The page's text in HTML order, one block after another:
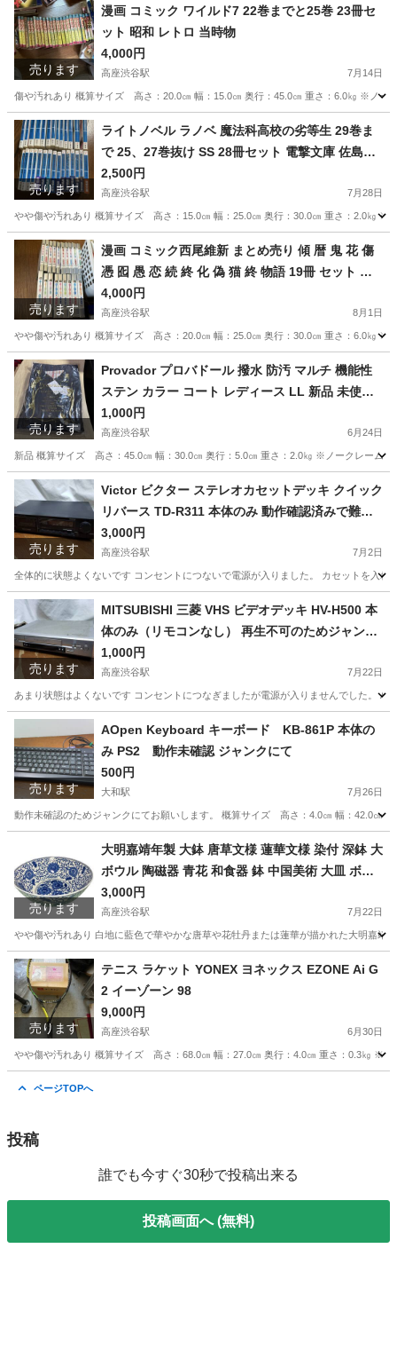
売ります
漫画 コミック ワイルド7 22巻までと25巻 23冊セ
ット 昭和 レトロ 当時物
4,000円
高座渋谷駅 7月14日
傷や汚れあり 概算サイズ 高さ：20.0㎝ 幅：15.0㎝ 奥行：45.0㎝ 重さ：6.0㎏ ※ノー
神奈川 大和市 高座渋谷駅 マンガ、コミック、アニメ
ワイルド7
売ります
ライトノベル ラノベ 魔法科高校の劣等生 29巻ま
で 25、27巻抜け SS 28冊セット 電撃文庫 佐島勤
石田可奈
2,500円
高座渋谷駅 7月28日
やや傷や汚れあり 概算サイズ 高さ：15.0㎝ 幅：25.0㎝ 奥行：30.0㎝ 重さ：2.0㎏ ※
神奈川 大和市 高座渋谷駅 マンガ、コミック、アニメ
魔法科高校の劣等生
売ります
漫画 コミック西尾維新 まとめ売り 傾 暦 鬼 花 傷
憑 囮 愚 恋 続 終 化 偽 猫 終 物語 19冊 セット 物
語シリーズ ラノベ
4,000円
高座渋谷駅 8月1日
やや傷や汚れあり 概算サイズ 高さ：20.0㎝ 幅：25.0㎝ 奥行：30.0㎝ 重さ：6.0㎏ ※
神奈川 大和市 高座渋谷駅 マンガ、コミック、アニメ
ラノベ
売ります
Provador プロバドール 撥水 防汚 マルチ 機能性
ステン カラー コート レディース LL 新品 未使用
ブラック 黒
1,000円
高座渋谷駅 6月24日
新品 概算サイズ 高さ：45.0㎝ 幅：30.0㎝ 奥行：5.0㎝ 重さ：2.0㎏ ※ノークレーム
神奈川 大和市 高座渋谷駅 プロバドール
売ります
Victor ビクター ステレオカセットデッキ クイック
リバース TD-R311 本体のみ 動作確認済みで難あ
りのためジャンクにて
3,000円
高座渋谷駅 7月2日
全体的に状態よくないです コンセントにつないで電源が入りました。 カセットを入
神奈川 大和市 オーディオ ビクター
売ります
MITSUBISHI 三菱 VHS ビデオデッキ HV-H500 本
体のみ（リモコンなし） 再生不可のためジャンク
にて
1,000円
高座渋谷駅 7月22日
あまり状態はよくないです コンセントにつなぎましたが電源が入りませんでした。
神奈川 大和市 映像プレーヤー、レコーダー
ジャンク
売ります
AOpen Keyboard キーボード KB-861P 本体の
み PS2 動作未確認 ジャンクにて
500円
大和駅 7月26日
動作未確認のためジャンクにてお願いします。 概算サイズ 高さ：4.0㎝ 幅：42.0㎝
大和駅 周辺機器 ジャンク
売ります
大明嘉靖年製 大鉢 唐草文様 蓮華文様 染付 深鉢 大
ボウル 陶磁器 青花 和食器 鉢 中国美術 大皿 ボウ
ル アンティーク 飾り鉢
3,000円
高座渋谷駅 7月22日
やや傷や汚れあり 白地に藍色で華やかな唐草や花牡丹または蓮華が描かれた大明嘉
神奈川 大和市 高座渋谷駅
売ります
テニス ラケット YONEX ヨネックス EZONE Ai G
2 イーゾーン 98
9,000円
高座渋谷駅 6月30日
やや傷や汚れあり 概算サイズ 高さ：68.0㎝ 幅：27.0㎝ 奥行：4.0㎝ 重さ：0.3㎏ ※
ページTOPへ
投稿
誰でも今すぐ30秒で投稿出来る
投稿画面へ (無料)